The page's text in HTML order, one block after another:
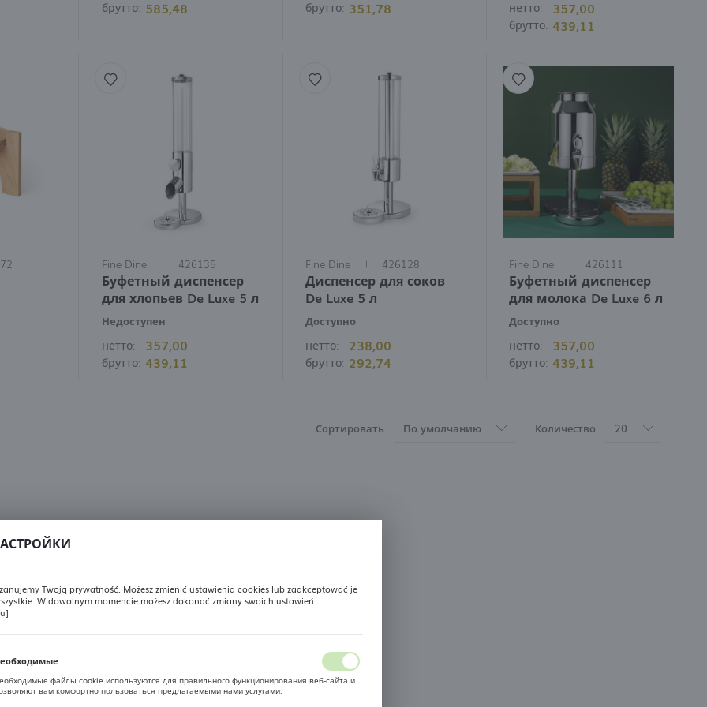
do soków dla hoteli, które są szczelne, trwałe, łatwe w uzupełnianiu i czyszczeniu po zakończonym okresie
lokal koncentruje się na bufetach, warto zainwestować w funkcjonalne
urządzenia do napojów dla bufetu
należy wziąć pod uwagę, jest pojemność. Dla mniejszych lokali lepszym wyborem będą kompaktowe modele do 5 l,
mogą wymagać solidnych
dyspenserów na napoje zimne i gorące
. Oferujemy produkty, których zróżnicowana
gwarantuje długotrwałe użytkowanie. Zachęcamy do odkrywania naszej oferty i dopasowania idealnych rozwiązań
брутто: 585,48 брутто: 351,78 нетто: 357,00
брутто: 439,11
Fine Dine 426135
Буфетный диспенсер
для хлопьев De Luxe 5 л
Недоступен
нетто: 357,00
брутто: 439,11
Fine Dine 426128
Диспенсер для соков
De Luxe 5 л
Доступно
нетто: 238,00
брутто: 292,74
Fine Dine 426111
Буфетный диспенсер
для молока De Luxe 6 л
Доступно
нетто: 357,00
брутто: 439,11
Сортировать По умолчанию Количество 20
Twoją prywatność. Możesz zmienić ustawienia cookies lub zaakceptować je
W dowolnym momencie możesz dokonać zmiany swoich ustawień.
файлы cookie используются для правильного функционирования веб-сайта и
вам комфортно пользоваться предлагаемыми нами услугами.
РЕГИОНАЛЬНЫЕ НАСТРОЙКИ
Польша